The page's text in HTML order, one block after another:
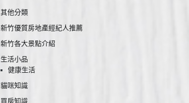
其他分類
新竹優質房地產經紀人推薦
新竹各大景點介紹
生活小品
健康生活
貓咪知識
買房知識